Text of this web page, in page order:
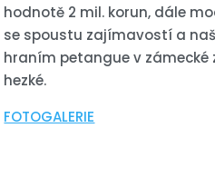
hodnotě 2 mil. korun, dále
se spoustu zajímavostí a
hraním petangue v zámecké
hezké.
FOTOGALERIE